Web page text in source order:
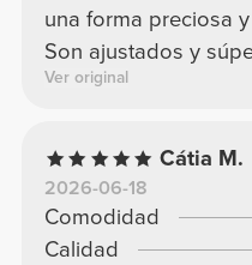
una forma preciosa
Son ajustados y
Ver original
Cátia M.
2026-06-18
Comodidad
Calidad